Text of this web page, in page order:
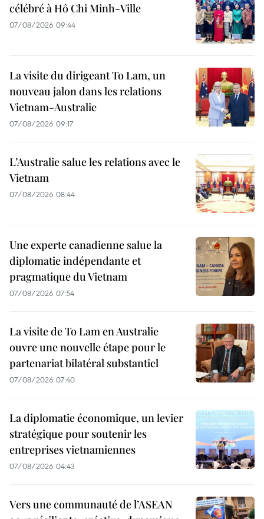
célébré à Hô Chi Minh-Ville
07/08/2026 09:44
La visite du dirigeant To Lam, un
nouveau jalon dans les relations
Vietnam-Australie
07/08/2026 09:17
L’Australie salue les relations avec le
Vietnam
07/08/2026 08:44
Une experte canadienne salue la
diplomatie indépendante et
pragmatique du Vietnam
07/08/2026 07:54
La visite de To Lam en Australie
ouvre une nouvelle étape pour le
partenariat bilatéral substantiel
07/08/2026 07:40
La diplomatie économique, un levier
stratégique pour soutenir les
entreprises vietnamiennes
07/08/2026 04:43
Vers une communauté de l’ASEAN